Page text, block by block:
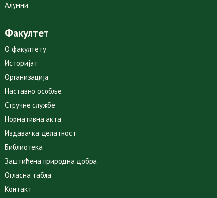
Алумни
Факултет
О факултету
Историјат
Организација
Наставно особље
Стручне службе
Нормативна акта
Издавачка делатност
Библиотека
Заштићена природна добра
Огласна табла
Контакт